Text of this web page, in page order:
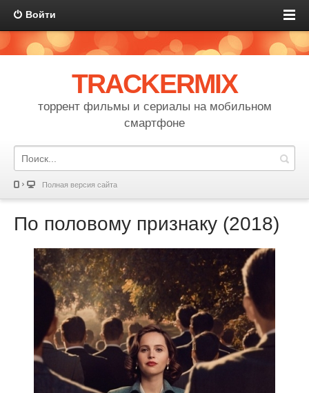
Войти
TRACKERMIX
торрент фильмы и сериалы на мобильном
смартфоне
Полная версия сайта
По половому признаку (2018)